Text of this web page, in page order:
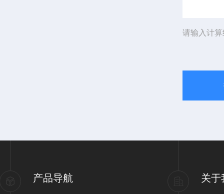
请输入计
产品导航 关于